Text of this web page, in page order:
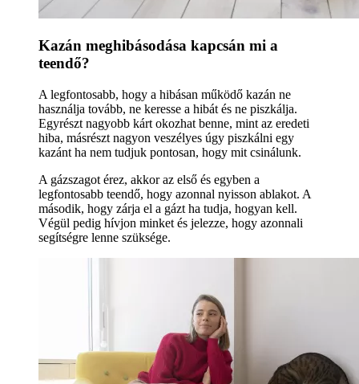
Kazán meghibásodása kapcsán mi a
teendő?
A legfontosabb, hogy a hibásan működő kazán ne
használja tovább, ne keresse a hibát és ne piszkálja.
Egyrészt nagyobb kárt okozhat benne, mint az eredeti
hiba, másrészt nagyon veszélyes úgy piszkálni egy
kazánt ha nem tudjuk pontosan, hogy mit csinálunk.
A gázszagot érez, akkor az első és egyben a
legfontosabb teendő, hogy azonnal nyisson ablakot. A
második, hogy zárja el a gázt ha tudja, hogyan kell.
Végül pedig hívjon minket és jelezze, hogy azonnali
segítségre lenne szüksége.